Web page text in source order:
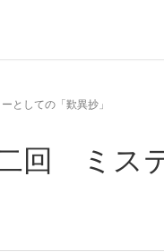
としての「歎異抄」
二回 ミス